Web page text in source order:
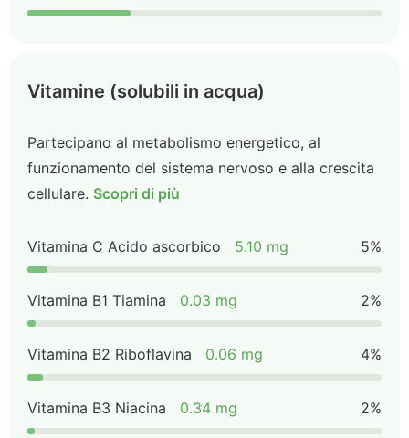
Vitamine (solubili in acqua)
Partecipano al metabolismo energetico, al
funzionamento del sistema nervoso e alla crescita
cellulare. Scopri di più
Vitamina C Acido ascorbico 5.10 mg 5%
Vitamina B1 Tiamina 0.03 mg 2%
Vitamina B2 Riboflavina 0.06 mg 4%
Vitamina B3 Niacina 0.34 mg 2%